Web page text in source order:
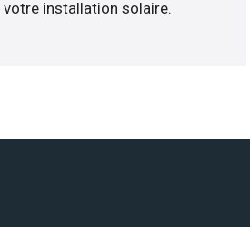
installation solaire.